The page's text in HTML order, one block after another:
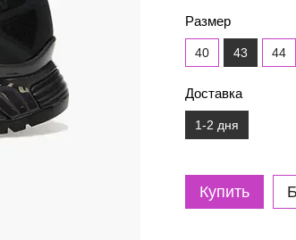
Размер
40 43 44
Доставка
1-2 дня
Купить